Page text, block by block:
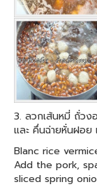
3. ลวกเส้นหมี่ ถั่วง
และ คึ่นฉ่ายหั่นฝอย
Blanc rice
Add the pork,
sliced spring